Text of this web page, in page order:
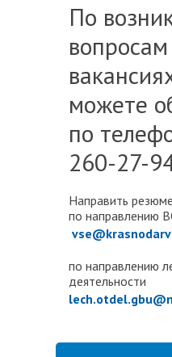
По
можете
по
260-27-
Направить
по направлению
по направлению
деятельности